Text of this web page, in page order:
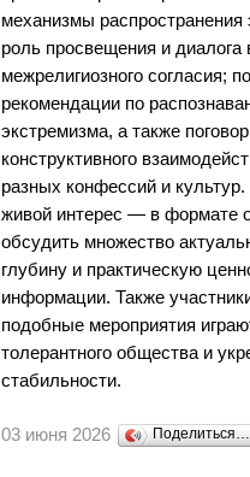
механизмы
роль просвещения и диалога
межрелигиозного согласия;
рекомендации по
экстремизма, а также
конструктивного
разных конфессий и
живой интерес — в формате
обсудить множество
глубину и практическую
информации. Также
подобные мероприятия
толерантного общества и
стабильности.
03 июня 2026 Поделиться…